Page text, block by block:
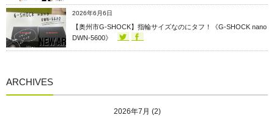
2026年6月6日
【奥州市G-SHOCK】指輪サイズなのにタフ！《G-SHOCK nano
DWN-5600》
ARCHIVES
2026年7月 (2)